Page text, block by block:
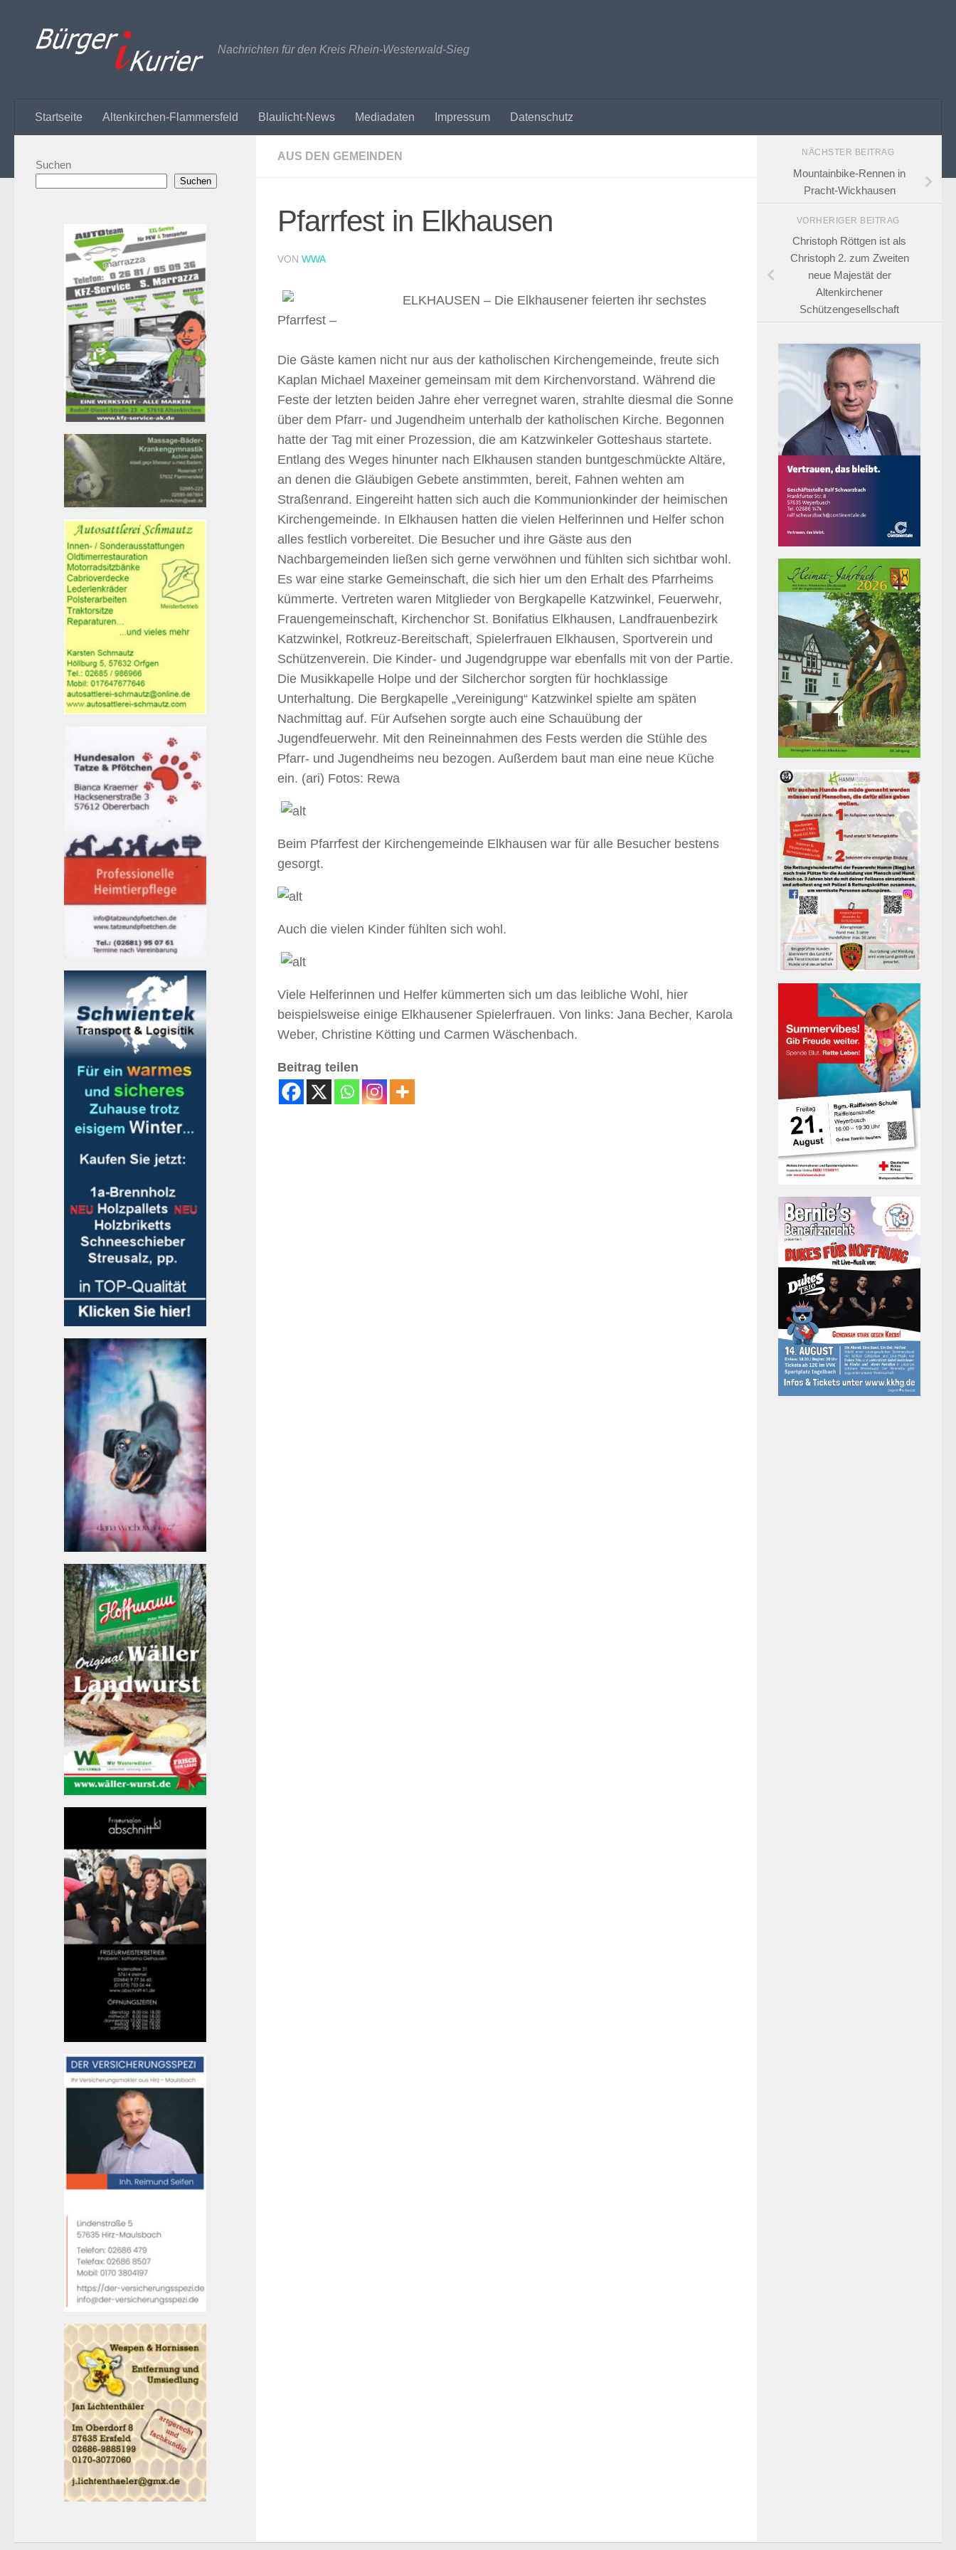
Nachrichten für den Kreis Rhein-Westerwald-Sieg
Startseite Altenkirchen-Flammersfeld Blaulicht-News Mediadaten Impressum Datenschutz
AUS DEN GEMEINDEN
Pfarrfest in Elkhausen
VON WWA
ELKHAUSEN – Die Elkhausener feierten ihr sechstes
Pfarrfest –
Die Gäste kamen nicht nur aus der katholischen Kirchengemeinde, freute sich
Kaplan Michael Maxeiner gemeinsam mit dem Kirchenvorstand. Während die
Feste der letzten beiden Jahre eher verregnet waren, strahlte diesmal die Sonne
über dem Pfarr- und Jugendheim unterhalb der katholischen Kirche. Begonnen
hatte der Tag mit einer Prozession, die am Katzwinkeler Gotteshaus startete.
Entlang des Weges hinunter nach Elkhausen standen buntgeschmückte Altäre,
an denen die Gläubigen Gebete anstimmten, bereit, Fahnen wehten am
Straßenrand. Eingereiht hatten sich auch die Kommunionkinder der heimischen
Kirchengemeinde. In Elkhausen hatten die vielen Helferinnen und Helfer schon
alles festlich vorbereitet. Die Besucher und ihre Gäste aus den
Nachbargemeinden ließen sich gerne verwöhnen und fühlten sich sichtbar wohl.
Es war eine starke Gemeinschaft, die sich hier um den Erhalt des Pfarrheims
kümmerte. Vertreten waren Mitglieder von Bergkapelle Katzwinkel, Feuerwehr,
Frauengemeinschaft, Kirchenchor St. Bonifatius Elkhausen, Landfrauenbezirk
Katzwinkel, Rotkreuz-Bereitschaft, Spielerfrauen Elkhausen, Sportverein und
Schützenverein. Die Kinder- und Jugendgruppe war ebenfalls mit von der Partie.
Die Musikkapelle Holpe und der Silcherchor sorgten für hochklassige
Unterhaltung. Die Bergkapelle „Vereinigung“ Katzwinkel spielte am späten
Nachmittag auf. Für Aufsehen sorgte auch eine Schauübung der
Jugendfeuerwehr. Mit den Reineinnahmen des Fests werden die Stühle des
Pfarr- und Jugendheims neu bezogen. Außerdem baut man eine neue Küche
ein. (ari) Fotos: Rewa
Beim Pfarrfest der Kirchengemeinde Elkhausen war für alle Besucher bestens
gesorgt.
Auch die vielen Kinder fühlten sich wohl.
Viele Helferinnen und Helfer kümmerten sich um das leibliche Wohl, hier
beispielsweise einige Elkhausener Spielerfrauen. Von links: Jana Becher, Karola
Weber, Christine Kötting und Carmen Wäschenbach.
Beitrag teilen
Suchen
Suchen
NÄCHSTER BEITRAG
Mountainbike-Rennen in
Pracht-Wickhausen
VORHERIGER BEITRAG
Christoph Röttgen ist als
Christoph 2. zum Zweiten
neue Majestät der
Altenkirchener
Schützengesellschaft